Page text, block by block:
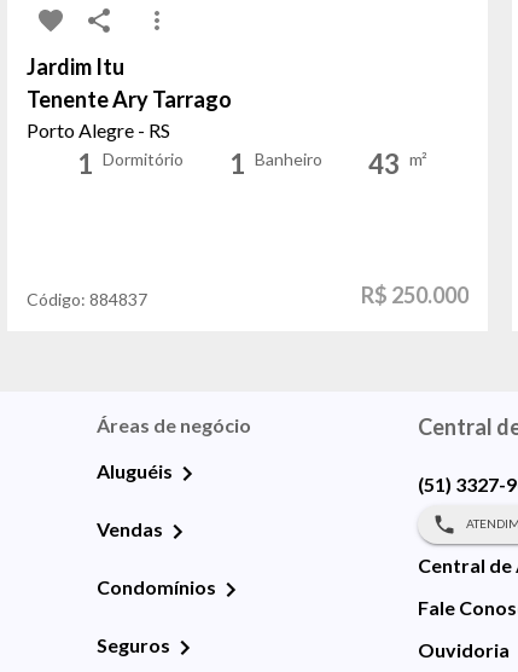
Jardim Itu
Tenente Ary Tarrago
Porto Alegre - RS
1 Dormitório 1 Banheiro 43 m²
Código:884837 R$ 250.000
Áreas de negócio
Aluguéis
Vendas
Condomínios
Seguros
Central
(51) 3327-
Central de
Fale
Ouvidoria